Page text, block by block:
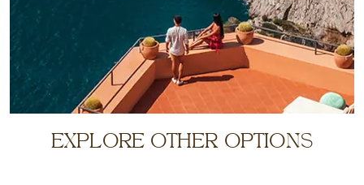
EXPLORE OTHER OPTIONS